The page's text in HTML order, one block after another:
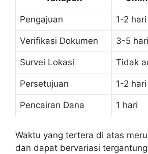
Pengajuan 1-2 hari
Verifikasi Dokumen 3-5 hari
Survei Lokasi Tidak
Persetujuan 1-2 hari
Pencairan Dana 1 hari
Waktu yang tertera di atas
dan dapat bervariasi